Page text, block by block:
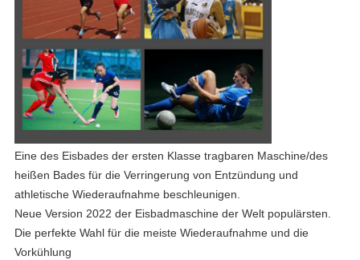
Eine des Eisbades der ersten Klasse tragbaren Maschine/des
heißen Bades für die Verringerung von Entzündung und
athletische Wiederaufnahme beschleunigen.
Neue Version 2022 der Eisbadmaschine der Welt populärsten.
Die perfekte Wahl für die meiste Wiederaufnahme und die
Vorkühlung